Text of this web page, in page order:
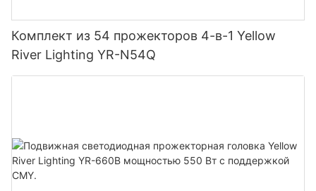
Комплект из 54 прожекторов 4-в-1 Yellow
River Lighting YR-N54Q